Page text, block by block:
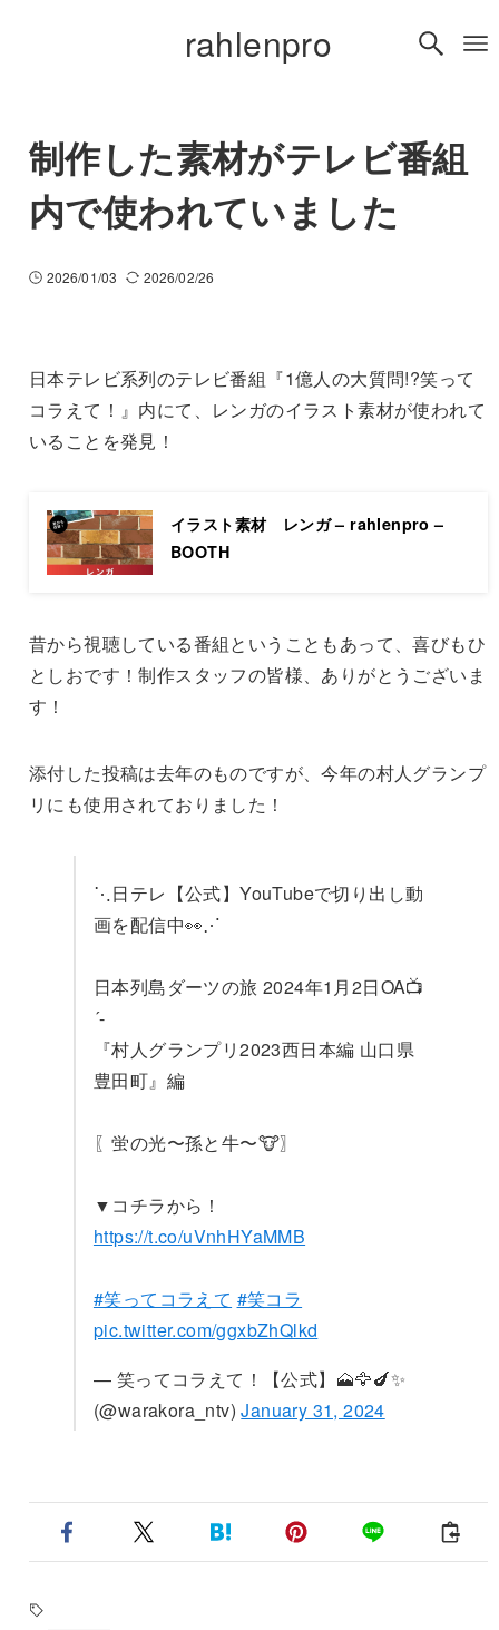
rahlenpro
制作した素材がテレビ番組
内で使われていました
2026/01/03 2026/02/26
日本テレビ系列のテレビ番組『1億人の大質問!?笑って
コラえて！』内にて、レンガのイラスト素材が使われて
いることを発見！
イラスト素材 レンガ – rahlenpro –
BOOTH
昔から視聴している番組ということもあって、喜びもひ
としおです！制作スタッフの皆様、ありがとうございま
す！
添付した投稿は去年のものですが、今年の村人グランプ
リにも使用されておりました！
⋱日テレ【公式】YouTubeで切り出し動
画を配信中👀⋰
日本列島ダーツの旅 2024年1月2日OA📺
´-
『村人グランプリ2023西日本編 山口県
豊田町』編
〖蛍の光〜孫と牛〜🐮〗
▼コチラから！
https://t.co/uVnhHYaMMB
#笑ってコラえて #笑コラ
pic.twitter.com/ggxbZhQlkd
— 笑ってコラえて！【公式】🗻🦅🍆✨
(@warakora_ntv)January 31, 2024